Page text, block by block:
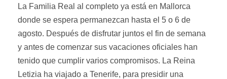
La Familia Real al completo ya está en Mallorca
donde se espera permanezcan hasta el 5 o 6 de
agosto. Después de disfrutar juntos el fin de semana
y antes de comenzar sus vacaciones oficiales han
tenido que cumplir varios compromisos. La Reina
Letizia ha viajado a Tenerife, para presidir una